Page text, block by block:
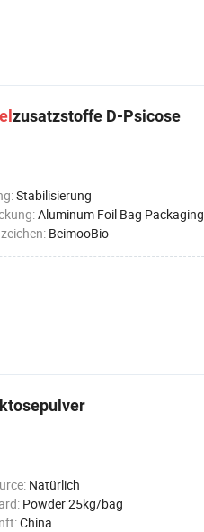
zusatzstoffe D-Psicose
Stabilisierung
Aluminum Foil Bag Packaging
BeimooBio
Natürlich
Powder 25kg/bag
China